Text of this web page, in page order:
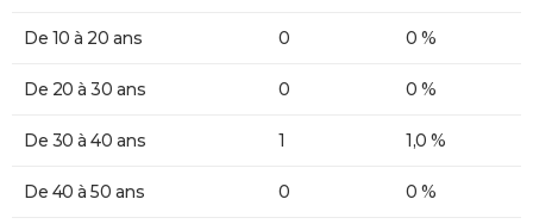
De 10 à 20 ans 0 0 %
De 20 à 30 ans 0 0 %
De 30 à 40 ans 1 1,0 %
De 40 à 50 ans 0 0 %